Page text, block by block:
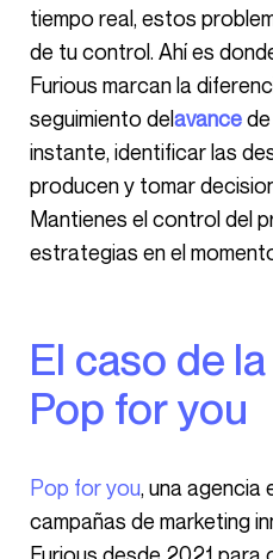
tiempo real, estos
de tu control. Ahí es
Furious marcan la
seguimiento delavance
instante, identificar las
producen y tomar
Mantienes el control del
estrategias en el
El caso de la agencia
Pop for you
Pop for you, una agencia
campañas de marketing